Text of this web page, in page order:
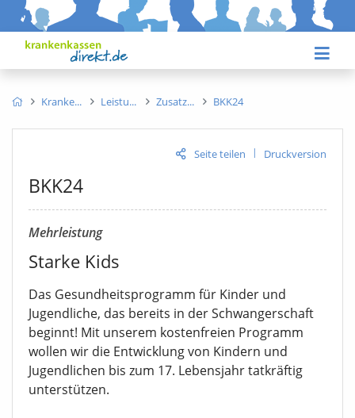
Kranke Leistu Zusatz BKK24
Seite teilen | Druckversion
BKK24
Mehrleistung
Starke Kids
Das Gesundheitsprogramm für Kinder und
Jugendliche, das bereits in der Schwangerschaft
beginnt! Mit unserem kostenfreien Programm
wollen wir die Entwicklung von Kindern und
Jugendlichen bis zum 17. Lebensjahr tatkräftig
unterstützen.